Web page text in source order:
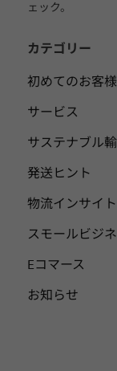
ェック。
カテゴリー
初めてのお客様
サービス
サステナブル
発送ヒント
物流インサイト
スモールビジ
Eコマース
お知らせ